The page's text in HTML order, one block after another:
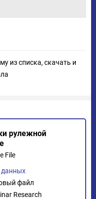
из списка, скачать и
рулежной
File
файл
Research